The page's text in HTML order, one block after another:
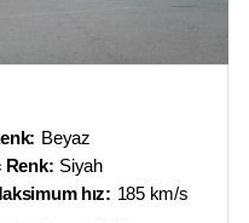
Beyaz
Renk: Siyah
hız: 185 km/s